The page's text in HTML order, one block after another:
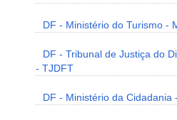
DF - Ministério do Turismo -
DF - Tribunal de Justiça do
- TJDFT
DF - Ministério da Cidadania